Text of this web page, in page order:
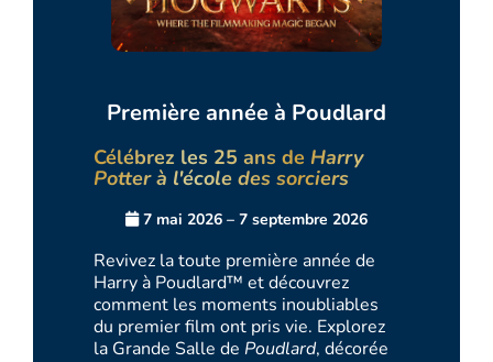
Première année à Poudlard
Célébrez les 25 ans de Harry
Potter à l'école des sorciers
7 mai 2026 – 7 septembre 2026
Revivez la toute première année de
Harry à Poudlard™ et découvrez
comment les moments inoubliables
du premier film ont pris vie. Explorez
la Grande Salle de Poudlard, décorée